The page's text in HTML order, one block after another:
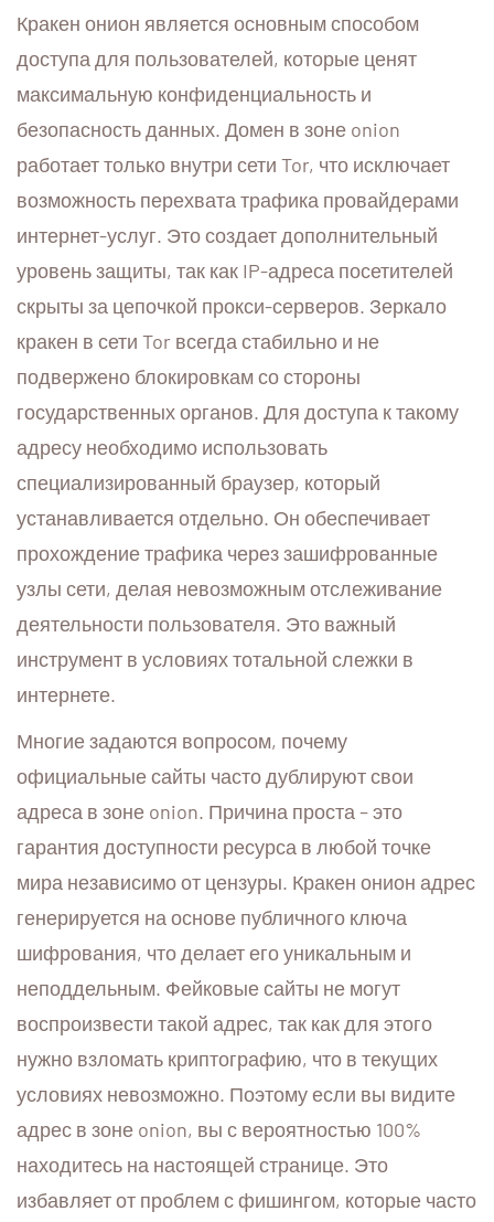
Кракен онион является основным способом
доступа для пользователей, которые ценят
максимальную конфиденциальность и
безопасность данных. Домен в зоне onion
работает только внутри сети Tor, что исключает
возможность перехвата трафика провайдерами
интернет-услуг. Это создает дополнительный
уровень защиты, так как IP-адреса посетителей
скрыты за цепочкой прокси-серверов. Зеркало
кракен в сети Tor всегда стабильно и не
подвержено блокировкам со стороны
государственных органов. Для доступа к такому
адресу необходимо использовать
специализированный браузер, который
устанавливается отдельно. Он обеспечивает
прохождение трафика через зашифрованные
узлы сети, делая невозможным отслеживание
деятельности пользователя. Это важный
инструмент в условиях тотальной слежки в
интернете.
Многие задаются вопросом, почему
официальные сайты часто дублируют свои
адреса в зоне onion. Причина проста – это
гарантия доступности ресурса в любой точке
мира независимо от цензуры. Кракен онион адрес
генерируется на основе публичного ключа
шифрования, что делает его уникальным и
неподдельным. Фейковые сайты не могут
воспроизвести такой адрес, так как для этого
нужно взломать криптографию, что в текущих
условиях невозможно. Поэтому если вы видите
адрес в зоне onion, вы с вероятностью 100%
находитесь на настоящей странице. Это
избавляет от проблем с фишингом, которые часто